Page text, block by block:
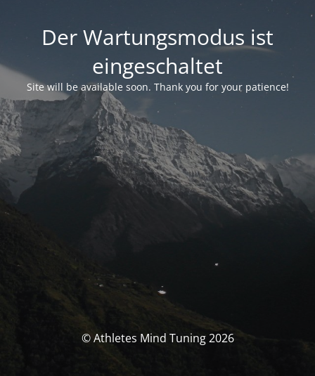
Der Wartungsmodus ist
eingeschaltet
Site will be available soon. Thank you for your patience!
© Athletes Mind Tuning 2026